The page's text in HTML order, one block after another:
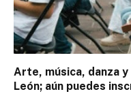
Arte, música, danza
León; aún puedes